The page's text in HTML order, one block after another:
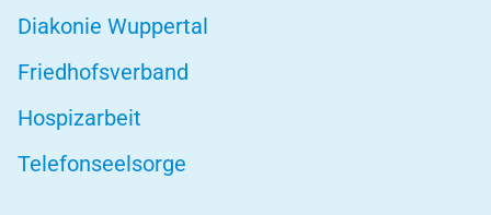
Diakonie Wuppertal
Friedhofsverband
Hospizarbeit
Telefonseelsorge